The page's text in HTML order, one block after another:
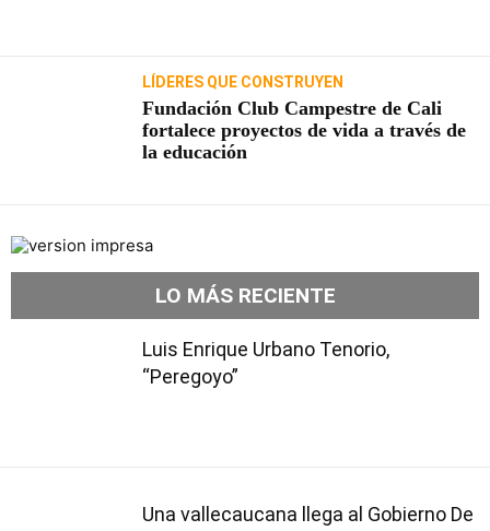
LÍDERES QUE CONSTRUYEN
Fundación Club Campestre de Cali
fortalece proyectos de vida a través de
la educación
LO MÁS RECIENTE
Luis Enrique Urbano Tenorio,
“Peregoyo”
Una vallecaucana llega al Gobierno De